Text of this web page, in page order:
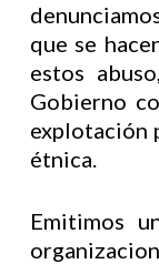
que se
estos
Gobierno
explotación
étnica.
Emitimos